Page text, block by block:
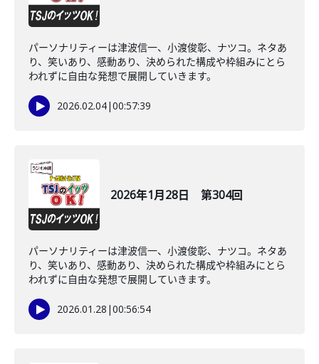
パーソナリティーは津波信一、小渡俊彰、ナツコ。ネタあ
り、笑いあり、感動あり、決められた構成や枠組みにとら
われずに自由な発想で展開していきます。
2026.02.04|00:57:39
2026年1月28日 第304回
パーソナリティーは津波信一、小渡俊彰、ナツコ。ネタあ
り、笑いあり、感動あり、決められた構成や枠組みにとら
われずに自由な発想で展開していきます。
2026.01.28 |00:56:54